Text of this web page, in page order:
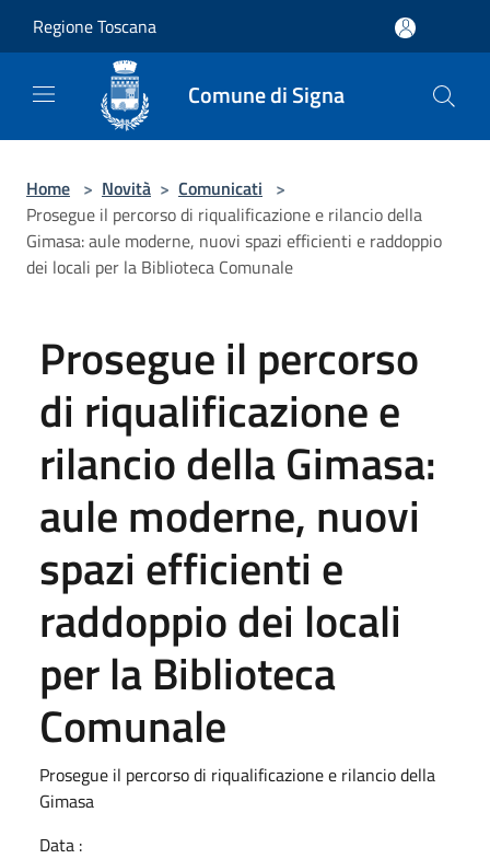
Regione Toscana
Comune di Signa
Home > Novità > Comunicati >
Prosegue il percorso di riqualificazione e rilancio della
Gimasa: aule moderne, nuovi spazi efficienti e raddoppio
dei locali per la Biblioteca Comunale
Prosegue il percorso
di riqualificazione e
rilancio della Gimasa:
aule moderne, nuovi
spazi efficienti e
raddoppio dei locali
per la Biblioteca
Comunale
Prosegue il percorso di riqualificazione e rilancio della
Gimasa
Data :